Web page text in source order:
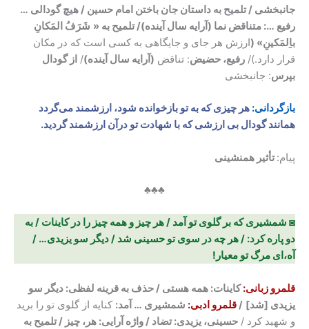
جانبخشی / تلمیح به داستان جان باختن امام حسین / هیچ گودالی …
رفیع …: متناقض نما (آرایه سال آینده)/ تلمیح به « شَرَفُ المَکانِ
باِلمَکینِ» (ارزش هر جای و جایگاهی به کسی است که در مکان
قرار دارد.)/ رفیع، حضیض: تناقض (آرایه سال آینده)/ از گودال
بپرس: جانبخشی
بازگردانی: هر چیزی که به تو بازخوانده شود، ارزشمند می‌گردد
همانند گودال بی ارزشی که با شهادت تو درآن ارزشمند گردید.
پیام: تأثیر همنشینی
♣♣♣
◙ شمشیری که بر گلوی تو آمد / هر چیز و همه چیز را در کاینات / به
دو پاره کرد: / هر چه در سوی تو حسینی شد / دیگر سو یزیدی… /
آه،‌ای مرگ تو معیار!
قلمرو زبانی:کاینات: همه هستی / حذف به قرینه لفظی: دیگر سو
یزیدی [شد]
/ قلمرو ادبی: شمشیری … آمد: کنایه از گلوی تو را برید
و شهید کرد / حسینی، یزیدی: تضاد / واژه آرایی: هر، چیز / تلمیح به